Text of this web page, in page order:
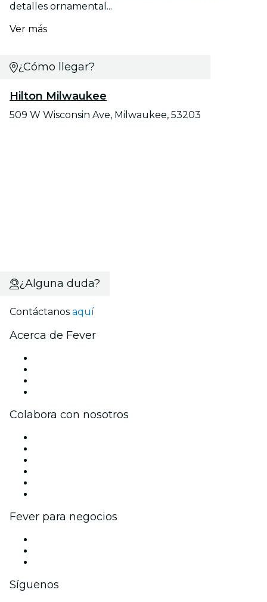
detalles ornamental...
Ver más
¿Cómo llegar?
Hilton Milwaukee
509 W Wisconsin Ave, Milwaukee, 53203
¿Alguna duda?
Contáctanos aquí
Acerca de Fever
Colabora con nosotros
Fever para negocios
Síguenos